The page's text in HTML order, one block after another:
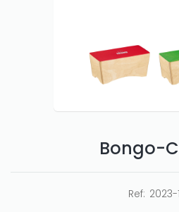
Bongo-
Ref: 2023-
Joo casinoif you
amount on your credits!